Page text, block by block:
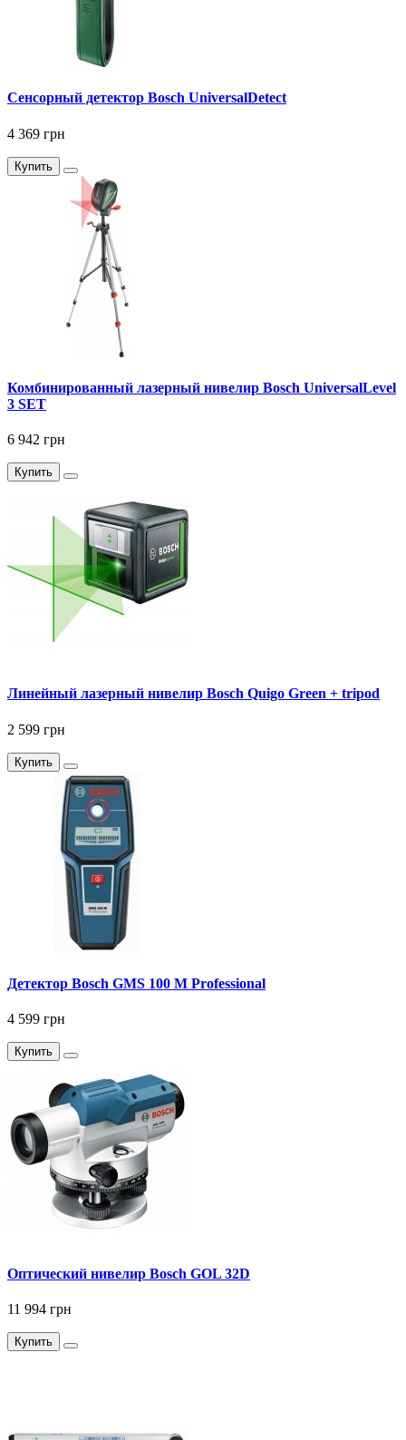
Сенсорный детектор Bosch UniversalDetect
4 369 грн
Купить
Комбинированный лазерный нивелир Bosch UniversalLevel
3 SET
6 942 грн
Купить
Линейный лазерный нивелир Bosch Quigo Green + tripod
2 599 грн
Купить
Детектор Bosch GMS 100 M Professional
4 599 грн
Купить
Оптический нивелир Bosch GOL 32D
11 994 грн
Купить